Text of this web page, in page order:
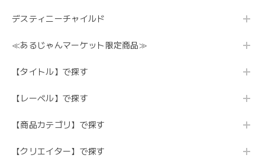
デスティニーチャイルド
≪あるじゃんマーケット限定商品≫
【タイトル】で探す
【レーベル】で探す
【商品カテゴリ】で探す
【クリエイター】で探す